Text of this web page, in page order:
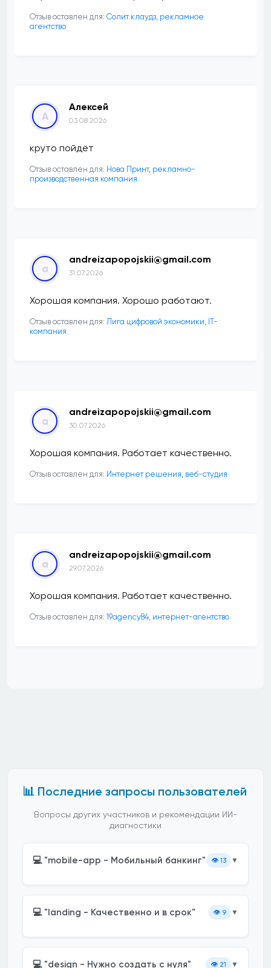
Отзыв оставлен для: Солит клаудз, рекламное
агентство
А
Алексей
03.08.2026
круто пойдёт
Отзыв оставлен для: Нова Принт, рекламно-
производственная компания
a
andreizapopojskii@gmail.com
31.07.2026
Хорошая компания. Хорошо работают.
Отзыв оставлен для: Лига цифровой экономики, IT-
компания
a
andreizapopojskii@gmail.com
30.07.2026
Хорошая компания. Работает качественно.
Отзыв оставлен для: Интернет решения, веб-студия
a
andreizapopojskii@gmail.com
29.07.2026
Хорошая компания. Работает качественно.
Отзыв оставлен для: 19agency84, интернет-агентство
📊 Последние запросы пользователей
Вопросы других участников и рекомендации ИИ-
диагностики
💻 "mobile-app - Мобильный банкинг" 👁️ 13 ▼
💻 "landing - Качественно и в срок" 👁️ 9 ▼
💻 "design - Нужно создать с нуля" 👁️ 21 ▼